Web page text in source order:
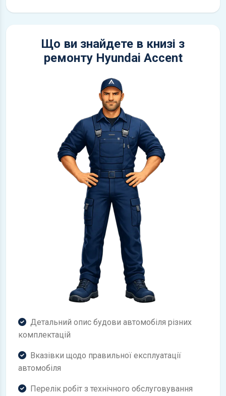
Що ви знайдете в книзі з
ремонту Hyundai Accent
Детальний опис будови автомобіля різних
комплектацій
Вказівки щодо правильної експлуатації
автомобіля
Перелік робіт з технічного обслуговування